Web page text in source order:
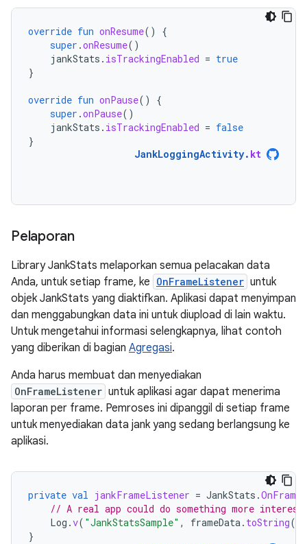
override fun onResume()
{
super .onResume()
jankStats . isTrackingEnabled = true
}
override fun onPause()
{
super .onPause()
jankStats . isTrackingEnabled = false
}
JankLoggingActivity. kt
Pelaporan
Library JankStats melaporkan semua pelacakan data
Anda, untuk setiap frame, ke OnFrameListener untuk
objek JankStats yang diaktifkan. Aplikasi dapat menyimpan
dan menggabungkan data ini untuk diupload di lain waktu.
Untuk mengetahui informasi selengkapnya, lihat contoh
yang diberikan di bagian Agregasi.
Anda harus membuat dan menyediakan
OnFrameListener untuk aplikasi agar dapat menerima
laporan per frame. Pemroses ini dipanggil di setiap frame
untuk menyediakan data jank yang sedang berlangsung ke
aplikasi.
private val jankFrameListener = JankStats .
// A real app could do something more
Log .v( "JankStatsSample" , frameData. toString
}